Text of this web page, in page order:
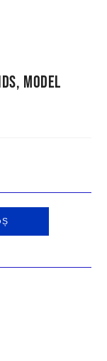
model